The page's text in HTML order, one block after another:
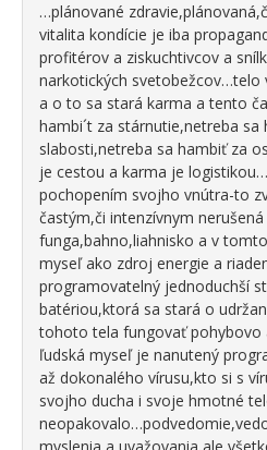
…plánované
vitalita kondície je iba
profitérov a ziskuchtivcov a
narkotických svetobežcov…telo
a o to sa stará karma a tento
hambi´t za stárnutie,netreba sa
slabosti,netreba sa hambiť za
je cestou a karma je
pochopením svojho vnútra-to
častým,či intenzívnym
funga,bahno,liahnisko a v
myseľ ako zdroj energie a
programovatelný jednoduchší
batériou,ktorá sa stará o
tohoto tela fungovať pohybovo
ľudská myseľ je nanutený
až dokonalého vírusu,kto si s
svojho ducha i svoje hmotné